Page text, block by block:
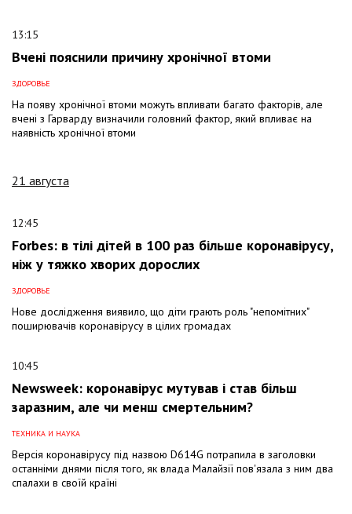
13:15
Вчені пояснили причину хронічної втоми
ЗДОРОВЬЕ
На появу хронічної втоми можуть впливати багато факторів, але
вчені з Гарварду визначили головний фактор, який впливає на
наявність хронічної втоми
21 августа
12:45
Forbes: в тілі дітей в 100 раз більше коронавірусу,
ніж у тяжко хворих дорослих
ЗДОРОВЬЕ
Нове дослідження виявило, що діти грають роль "непомітних"
поширювачів коронавірусу в цілих громадах
10:45
Newsweek: коронавірус мутував і став більш
заразним, але чи менш смертельним?
ТЕХНИКА И НАУКА
Версія коронавірусу під назвою D614G потрапила в заголовки
останніми днями після того, як влада Малайзії пов'язала з ним два
спалахи в своїй країні